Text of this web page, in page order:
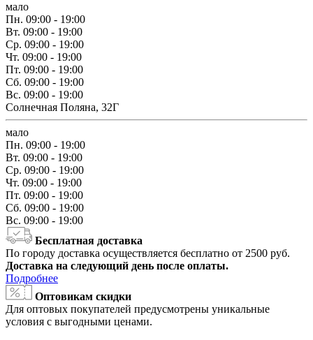
мало
Пн. 09:00 - 19:00
Вт. 09:00 - 19:00
Ср. 09:00 - 19:00
Чт. 09:00 - 19:00
Пт. 09:00 - 19:00
Сб. 09:00 - 19:00
Вс. 09:00 - 19:00
Солнечная Поляна, 32Г
мало
Пн. 09:00 - 19:00
Вт. 09:00 - 19:00
Ср. 09:00 - 19:00
Чт. 09:00 - 19:00
Пт. 09:00 - 19:00
Сб. 09:00 - 19:00
Вс. 09:00 - 19:00
Бесплатная доставка
По городу доставка осуществляется бесплатно от 2500 руб.
Доставка на следующий день после оплаты.
Подробнее
Оптовикам скидки
Для оптовых покупателей предусмотрены уникальные
условия с выгодными ценами.